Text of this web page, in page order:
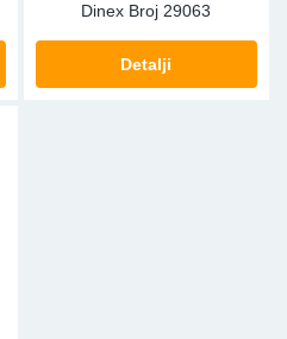
Dinex Broj 29063
Detalji